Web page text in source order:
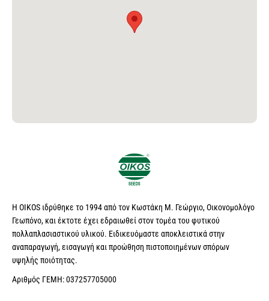
Η OIKOS ιδρύθηκε το 1994 από τον Κωστάκη Μ. Γεώργιο, Οικονομολόγο
Γεωπόνο, και έκτοτε έχει εδραιωθεί στον τομέα του φυτικού
πολλαπλασιαστικού υλικού. Ειδικευόμαστε αποκλειστικά στην
αναπαραγωγή, εισαγωγή και προώθηση πιστοποιημένων σπόρων
υψηλής ποιότητας.
Αριθμός ΓΕΜΗ: 037257705000